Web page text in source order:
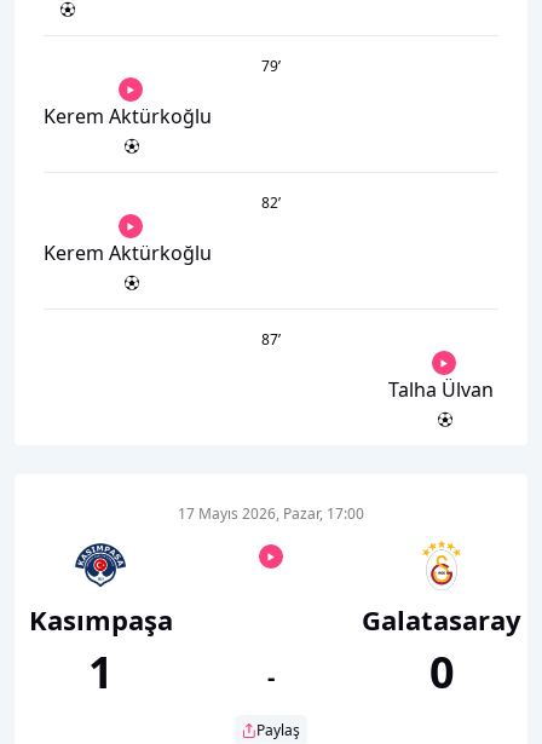
79’
Kerem Aktürkoğlu
82’
Kerem Aktürkoğlu
87’
Talha Ülvan
Kasımpaşa
1
17 Mayıs 2026, Pazar, 17:00
-
Paylaş
Galatasaray
0